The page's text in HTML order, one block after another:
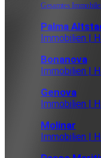
Gesamtes
Palma
Immobilien |
Bonanova
Immobilien |
Genova
Immobilien |
Molinar
Immobilien |